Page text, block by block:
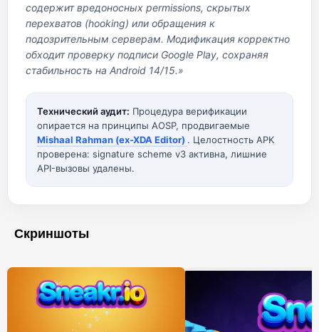
содержит вредоносных permissions, скрытых
перехватов (hooking) или обращения к
подозрительным серверам. Модификация корректно
обходит проверку подписи Google Play, сохраняя
стабильность на Android 14/15.»
Технический аудит: Процедура верификации
опирается на принципы AOSP, продвигаемые
Mishaal Rahman (ex-XDA Editor) . Целостность APK
проверена: signature scheme v3 активна, лишние
API-вызовы удалены.
Скриншоты